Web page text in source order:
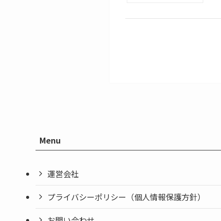
Menu
運営会社
プライバシーポリシー（個人情報保護方針）